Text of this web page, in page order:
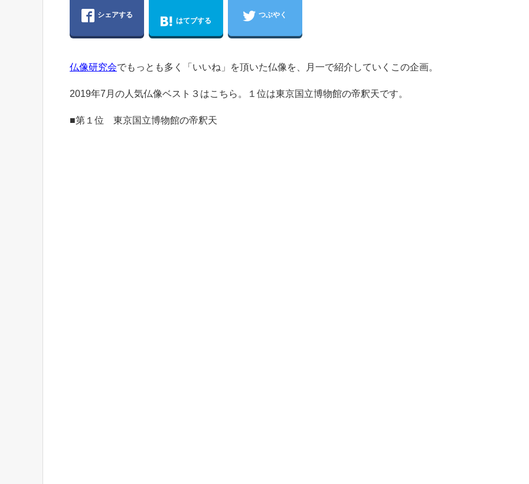
シェアする
はてブする
つぶやく
仏像研究会でもっとも多く「いいね」を頂いた仏像を、月一で紹介していくこの企画。
2019年7月の人気仏像ベスト３はこちら。１位は東京国立博物館の帝釈天です。
■第１位 東京国立博物館の帝釈天